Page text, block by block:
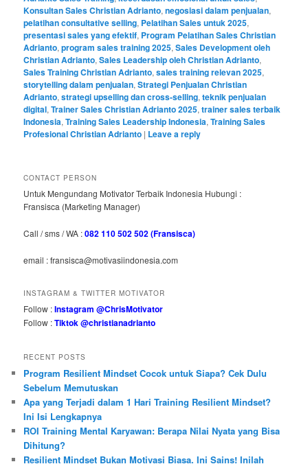
Konsultan Sales Christian Adrianto,negosiasi dalam penjualan,
pelatihan consultative selling, Pelatihan Sales untuk 2025,
presentasi sales yang efektif, Program Pelatihan Sales Christian
Adrianto,program sales training 2025,Sales Development oleh
Christian Adrianto,Sales Leadership oleh Christian Adrianto,
Sales Training Christian Adrianto,sales training relevan 2025,
storytelling dalam penjualan,Strategi Penjualan Christian
Adrianto,strategi upselling dan cross-selling,teknik penjualan
digital,Trainer Sales Christian Adrianto 2025,trainer sales terbaik
Indonesia,Training Sales Leadership Indonesia,Training Sales
Profesional Christian Adrianto | Leave a reply
CONTACT PERSON
Untuk Mengundang Motivator Terbaik Indonesia Hubungi :
Fransisca (Marketing Manager)
Call / sms / WA :082 110 502 502 (Fransisca)
email : fransisca@motivasiindonesia.com
INSTAGRAM & TWITTER MOTIVATOR
Follow :Instagram @ChrisMotivator
Follow :Tiktok @christianadrianto
RECENT POSTS
Program Resilient Mindset Cocok untuk Siapa? Cek Dulu
Sebelum Memutuskan
Apa yang Terjadi dalam 1 Hari Training Resilient Mindset?
Ini Isi Lengkapnya
ROI Training Mental Karyawan: Berapa Nilai Nyata yang Bisa
Dihitung?
Resilient Mindset Bukan Motivasi Biasa. Ini Sains! Inilah